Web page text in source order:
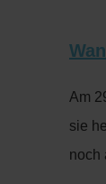
Am
sie
noch